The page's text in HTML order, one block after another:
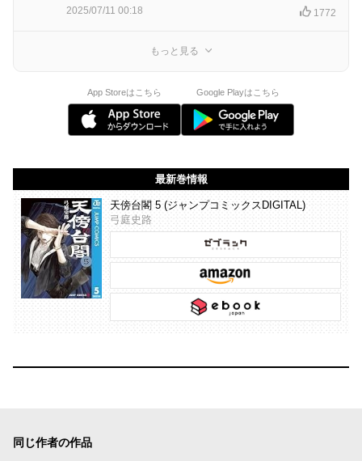
2025/07/11 00:18 1772
もっと見る
App Storeはこちら Google Playはこちら
最新巻情報
天傍台閣 5 (ジャンプコミックスDIGITAL)
弓庭史路
同じ作者の作品